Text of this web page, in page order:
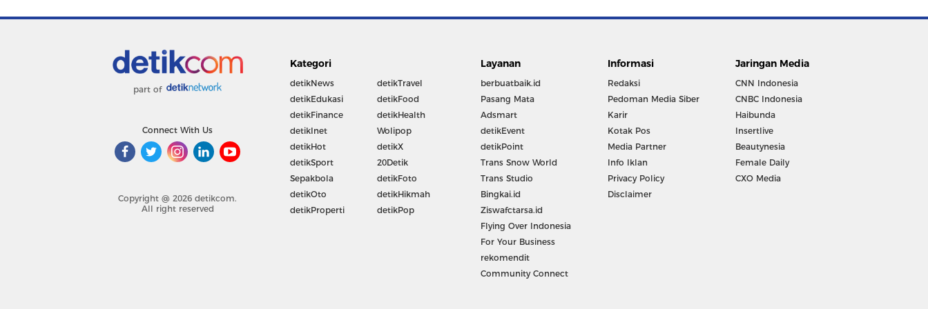
part of
Connect With Us
Copyright @ 2026 detikcom.
All right reserved
Kategori
detikNews
detikEdukasi
detikFinance
detikInet
detikHot
detikSport
Sepakbola
detikOto
detikProperti
detikTravel
detikFood
detikHealth
Wolipop
detikX
20Detik
detikFoto
detikHikmah
detikPop
Layanan
berbuatbaik.id
Pasang Mata
Adsmart
detikEvent
detikPoint
Trans Snow World
Trans Studio
Bingkai.id
Ziswafctarsa.id
Flying Over Indonesia
For Your Business
rekomendit
Community Connect
Informasi
Redaksi
Pedoman Media Siber
Karir
Kotak Pos
Media Partner
Info Iklan
Privacy Policy
Disclaimer
Jaringan Media
CNN Indonesia
CNBC Indonesia
Haibunda
Insertlive
Beautynesia
Female Daily
CXO Media